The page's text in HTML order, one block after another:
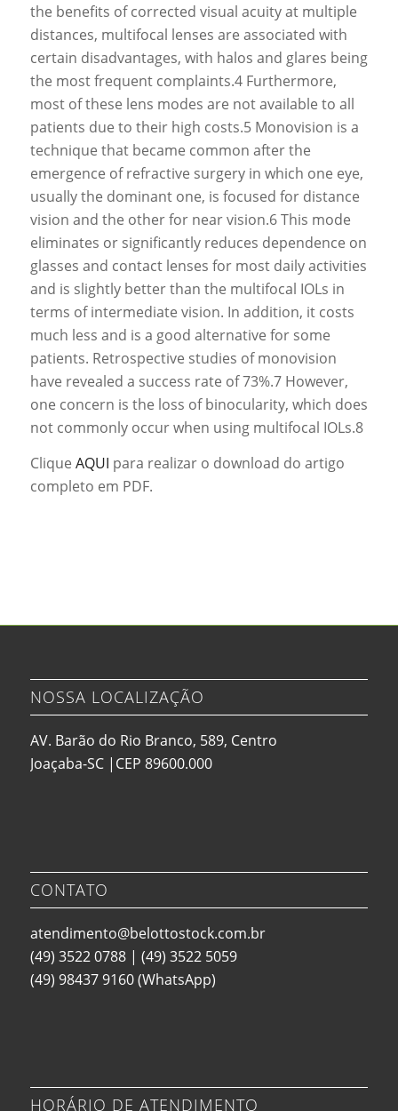
the benefits of corrected visual acuity at multiple
distances, multifocal lenses are associated with
certain disadvantages, with halos and glares being
the most frequent complaints.4 Furthermore,
most of these lens modes are not available to all
patients due to their high costs.5 Monovision is a
technique that became common after the
emergence of refractive surgery in which one eye,
usually the dominant one, is focused for distance
vision and the other for near vision.6 This mode
eliminates or significantly reduces dependence on
glasses and contact lenses for most daily activities
and is slightly better than the multifocal IOLs in
terms of intermediate vision. In addition, it costs
much less and is a good alternative for some
patients. Retrospective studies of monovision
have revealed a success rate of 73%.7 However,
one concern is the loss of binocularity, which does
not commonly occur when using multifocal IOLs.8
Clique AQUI para realizar o download do artigo
completo em PDF.
NOSSA LOCALIZAÇÃO
AV. Barão do Rio Branco, 589, Centro
Joaçaba-SC |CEP 89600.000
CONTATO
atendimento@belottostock.com.br
(49) 3522 0788| (49) 3522 5059
(49) 98437 9160(WhatsApp)
HORÁRIO DE ATENDIMENTO